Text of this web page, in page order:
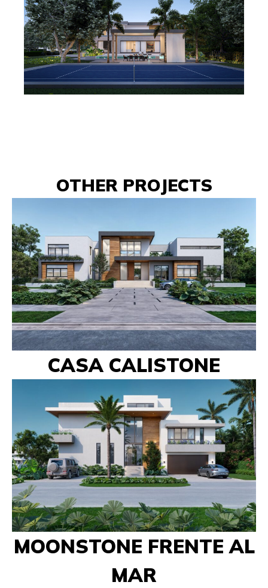
OTHER PROJECTS
CASA CALISTONE
MOONSTONE FRENTE AL
MAR